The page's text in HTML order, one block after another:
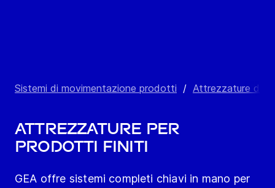
Sistemi di movimentazione prodotti / Attrezzature di
Attrezzature per
prodotti finiti
GEA offre sistemi completi chiavi in mano per